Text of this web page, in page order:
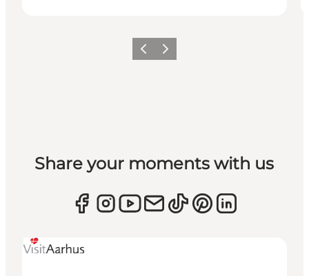
ForrigeNæste
Share your moments with us